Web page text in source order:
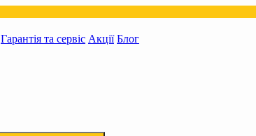
Гарантія та сервіс Акції Блог